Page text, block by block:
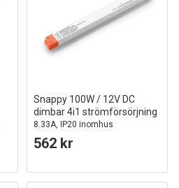
Snappy 100W / 12V DC
dimbar 4i1 strömförsörjning
8.33A, IP20 inomhus
562 kr